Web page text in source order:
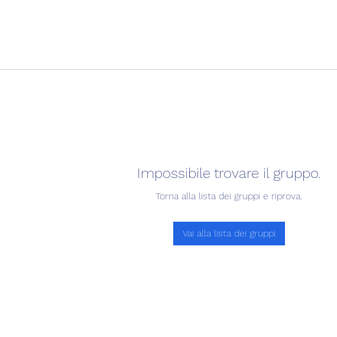
Impossibile trovare il gruppo.
Torna alla lista dei gruppi e riprova.
Vai alla lista dei gruppi